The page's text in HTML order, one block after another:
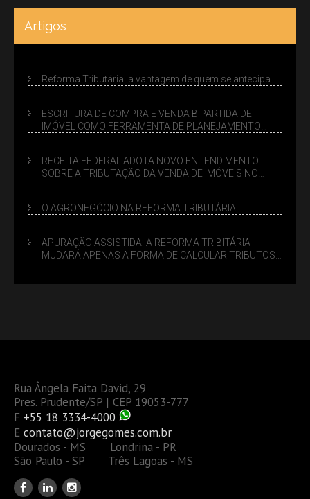
Artigos
Reforma Tributária: a vantagem de quem se antecipa
ESCRITURA DE COMPRA E VENDA BIPARTIDA DE
IMÓVEL COMO FERRAMENTA DE PLANEJAMENTO
RECEITA FEDERAL ADOTA NOVO ENTENDIMENTO
SOBRE A TRIBUTAÇÃO DA VENDA DE IMÓVEIS NO
O AGRONEGÓCIO NA REFORMA TRIBUTÁRIA
APURAÇÃO ASSISTIDA: A REFORMA TRIBITÁRIA
MUDARÁ APENAS A FORMA DE CALCULAR TRIBUTOS
Rua Ângela Faita David, 29
Pres. Prudente/SP | CEP 19053-777
F +55 18 3334-4000
E contato@jorgegomes.com.br
Dourados - MS Londrina - PR
São Paulo - SP Três Lagoas - MS